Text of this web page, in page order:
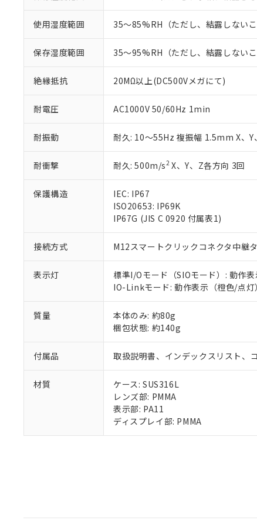
使用湿度範囲 35～85%RH（ただし、結露しないこ
保存湿度範囲 35～95%RH（ただし、結露しないこ
絶縁抵抗 20MΩ以上(DC500Vメガにて)
耐電圧 AC1000V 50/60Hz 1min
耐振動 耐久: 10～55Hz 複振幅 1.5mm X、Y
耐衝撃 耐久: 500m/s2X、Y、Z各方向 3回
保護構造
IEC: IP67
ISO20653: IP69K
IP67G (JIS C 0920 付属表1)
接続方式 M12スマートクリックコネクタ中継
表示灯
標準I/Oモード（SIOモード）: 動作
IO-Linkモード: 動作表示（橙色/点灯
質量
本体のみ: 約80g
梱包状態: 約140g
付属品 取扱説明書、インデックスリスト、
材質
ケース: SUS316L
レンズ部: PMMA
表示部: PA11
ディスプレイ部: PMMA
さい。
※当社の共
いる法人を
下記の非含有証
51物質の非含有
※本証明書は発行
また、RoHS指
混在することか
既に当社にて対